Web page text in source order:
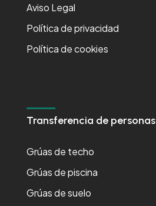
Aviso Legal
Política de privacidad
Política de cookies
Transferencia de personas
Grúas de techo
Grúas de piscina
Grúas de suelo